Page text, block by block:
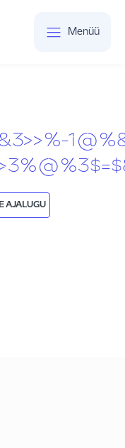
Menüü
AJALUGU